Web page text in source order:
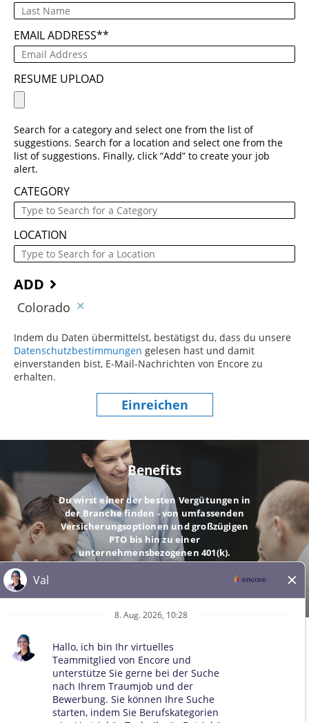
EMAIL ADDRESS*
RESUME UPLOAD
Search for a category and select one from the list of
suggestions. Search for a location and select one from the
list of suggestions. Finally, click “Add” to create your job
alert.
CATEGORY
LOCATION
ADD
Colorado
Indem du Daten übermittelst, bestätigst du, dass du unsere
Datenschutzbestimmungen (dieser Inhalt öffnet sich in einem
gelesen hast und damit
einverstanden bist, E-Mail-Nachrichten von Encore zu
erhalten.
Einreichen
Benefits
Du wirst einer der besten Vergütungen in
der Branche finden - von umfassenden
Versicherungsoptionen und großzügigen
PTO bis hin zu einer
unternehmensbezogenen 401(k).
© 2026 Alle Rechte vorbehalten. Alle Marken Dritter bleiben
Eigentum der jeweiligen Inhaber. Alle qualifizierten Bewerber
werden ohne Rücksicht auf Rasse, Hautfarbe, Geschlecht, sexuelle
Orientierung, Geschlechtsidentität, Religion, nationale Herkunft,